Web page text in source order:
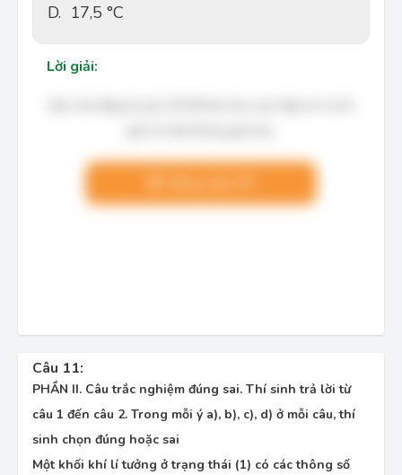
D. 17,5 °C
Lời giải:
Câu 11:
PHẦN II. Câu trắc nghiệm đúng sai. Thí sinh trả lời từ
câu 1 đến câu 2. Trong mỗi ý a), b), c), d) ở mỗi câu, thí
sinh chọn đúng hoặc sai
Một khối khí lí tưởng ở trạng thái (1) có các thông số